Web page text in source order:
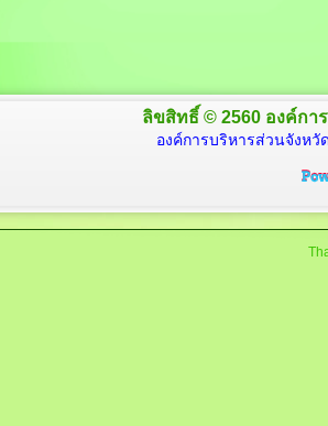
ลิขสิทธิ์ © 2560 องค์กา
องค์การบริหารส่วนจังหวั